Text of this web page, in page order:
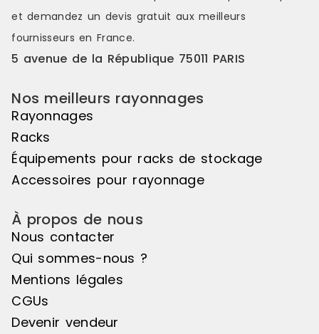
efficace pour organiser le
stockage de charges longues.
Référence : 18A-1 Disponibilité :
et demandez un devis gratuit aux meilleurs
fournisseurs en France.
5 avenue de la République 75011 PARIS
Nos meilleurs rayonnages
Rayonnages
Racks
Équipements pour racks de stockage
Accessoires pour rayonnage
À propos de nous
Nous contacter
Qui sommes-nous ?
Mentions légales
CGUs
Devenir vendeur